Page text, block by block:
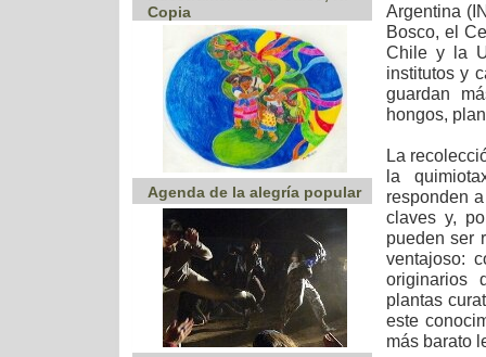
Copia
Agenda de la alegría popular
Argentina
Bosco, el
Chile y la
institutos y
guardan
hongos,
La
la
responden
claves y,
pueden ser
ventajoso:
originarios
plantas
este
más barato